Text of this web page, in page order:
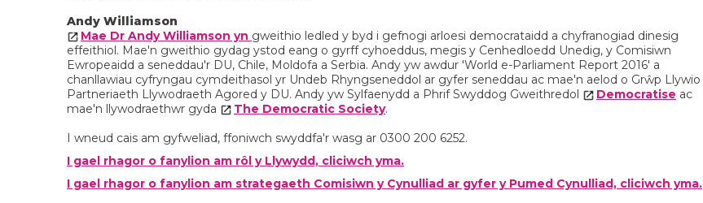
Andy Williamson
Mae Dr Andy Williamson yn gweithio ledled y byd i gefnogi arloesi democrataidd a chyfranogiad dinesig
effeithiol. Mae'n gweithio gydag ystod eang o gyrff cyhoeddus, megis y Cenhedloedd Unedig, y Comisiwn
Ewropeaidd a seneddau'r DU, Chile, Moldofa a Serbia. Andy yw awdur 'World e-Parliament Report 2016' a
chanllawiau cyfryngau cymdeithasol yr Undeb Rhyngseneddol ar gyfer seneddau ac mae'n aelod o Grŵp Llywio
Partneriaeth Llywodraeth Agored y DU. Andy yw Sylfaenydd a Phrif Swyddog Gweithredol
Democratise ac
mae'n llywodraethwr gyda
The Democratic Society.
I wneud cais am gyfweliad, ffoniwch swyddfa'r wasg ar 0300 200 6252.
I gael rhagor o fanylion am rôl y Llywydd, cliciwch yma.
I gael rhagor o fanylion am strategaeth Comisiwn y Cynulliad ar gyfer y Pumed Cynulliad, cliciwch yma.